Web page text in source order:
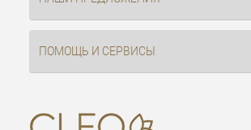
ПОМОЩЬ И СЕРВИСЫ